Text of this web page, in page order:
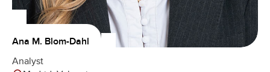
Ana M. Blom-Dahl
Analyst